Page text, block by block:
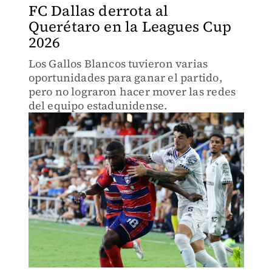
FC Dallas derrota al
Querétaro en la Leagues Cup
2026
Los Gallos Blancos tuvieron varias
oportunidades para ganar el partido,
pero no lograron hacer mover las redes
del equipo estadunidense.